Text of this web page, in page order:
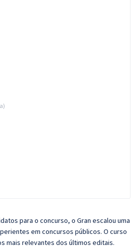
para o concurso, o Gran escalou uma
em concursos públicos. O curso
mais relevantes dos últimos editais.